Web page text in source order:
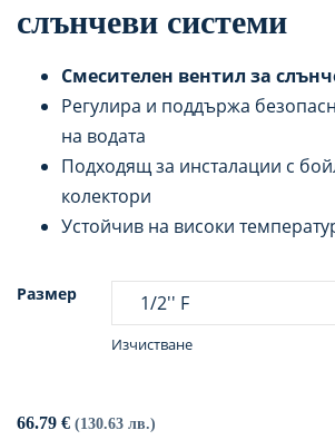
слънчеви системи
Смесителен вентил за
Регулира и поддържа
на водата
Подходящ за инсталации с
колектори
Устойчив на високи
Размер
Изчистване
66.79 € (130.63 лв.)